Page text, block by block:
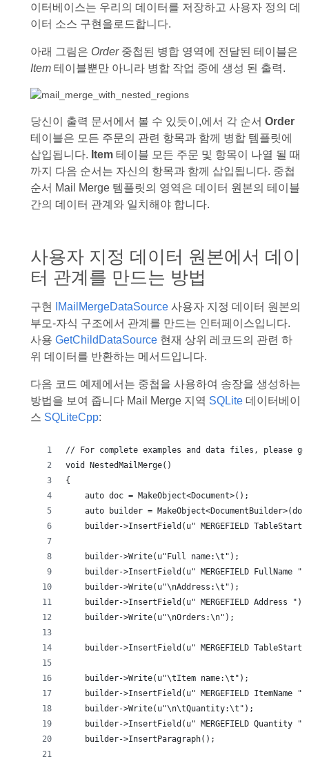
이터베이스는 우리의 데이터를 저장하고 사용자 정의 데
이터 소스 구현을로드합니다.
아래 그림은 Order중첩된 병합 영역에 전달된 테이블은
Item테이블뿐만 아니라 병합 작업 중에 생성 된 출력.
당신이 출력 문서에서 볼 수 있듯이,에서 각 순서 Order
테이블은 모든 주문의 관련 항목과 함께 병합 템플릿에
삽입됩니다. Item테이블 모든 주문 및 항목이 나열 될 때
까지 다음 순서는 자신의 항목과 함께 삽입됩니다. 중첩
순서 Mail Merge 템플릿의 영역은 데이터 원본의 테이블
간의 데이터 관계와 일치해야 합니다.
사용자 지정 데이터 원본에서 데이
터 관계를 만드는 방법
구현 IMailMergeDataSource사용자 지정 데이터 원본의
부모-자식 구조에서 관계를 만드는 인터페이스입니다.
사용 GetChildDataSource현재 상위 레코드의 관련 하
위 데이터를 반환하는 메서드입니다.
다음 코드 예제에서는 중첩을 사용하여 송장을 생성하는
방법을 보여 줍니다 Mail Merge 지역 SQLite데이터베이
스 SQLiteCpp: